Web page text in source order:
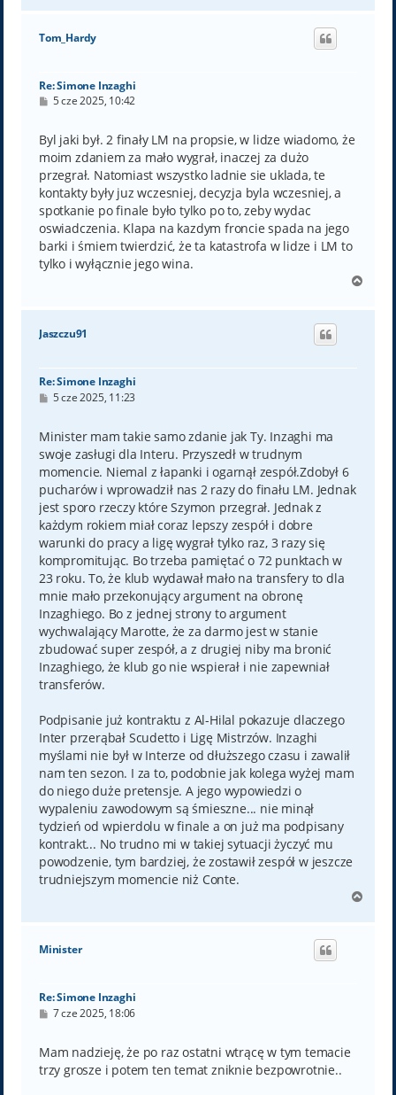
g
Tom_Hardy
Re: Simone Inzaghi
P
t
5 cze 2025, 10:42
Byl jaki był. 2 finały LM na propsie, w lidze wiadomo, że
moim zdaniem za mało wygrał, inaczej za dużo
przegrał. Natomiast wszystko ladnie sie uklada, te
kontakty były juz wczesniej, decyzja byla wczesniej, a
spotkanie po finale było tylko po to, zeby wydac
oswiadczenia. Klapa na kazdym froncie spada na jego
barki i śmiem twierdzić, że ta katastrofa w lidze i LM to
tylko i wyłącznie jego wina.
g
Jaszczu91
Re: Simone Inzaghi
P
t
5 cze 2025, 11:23
Minister mam takie samo zdanie jak Ty. Inzaghi ma
swoje zasługi dla Interu. Przyszedł w trudnym
momencie. Niemal z łapanki i ogarnął zespół.Zdobył 6
pucharów i wprowadził nas 2 razy do finału LM. Jednak
jest sporo rzeczy które Szymon przegrał. Jednak z
każdym rokiem miał coraz lepszy zespół i dobre
warunki do pracy a ligę wygrał tylko raz, 3 razy się
kompromitując. Bo trzeba pamiętać o 72 punktach w
23 roku. To, że klub wydawał mało na transfery to dla
mnie mało przekonujący argument na obronę
Inzaghiego. Bo z jednej strony to argument
wychwalający Marotte, że za darmo jest w stanie
zbudować super zespół, a z drugiej niby ma bronić
Inzaghiego, że klub go nie wspierał i nie zapewniał
transferów.
Podpisanie już kontraktu z Al-Hilal pokazuje dlaczego
Inter przerąbał Scudetto i Ligę Mistrzów. Inzaghi
myślami nie był w Interze od dłuższego czasu i zawalił
nam ten sezon. I za to, podobnie jak kolega wyżej mam
do niego duże pretensje. A jego wypowiedzi o
wypaleniu zawodowym są śmieszne... nie minął
tydzień od wpierdolu w finale a on już ma podpisany
kontrakt... No trudno mi w takiej sytuacji życzyć mu
powodzenie, tym bardziej, że zostawił zespół w jeszcze
trudniejszym momencie niż Conte.
g
Minister
Re: Simone Inzaghi
P
t
7 cze 2025, 18:06
Mam nadzieję, że po raz ostatni wtrącę w tym temacie
trzy grosze i potem ten temat zniknie bezpowrotnie..